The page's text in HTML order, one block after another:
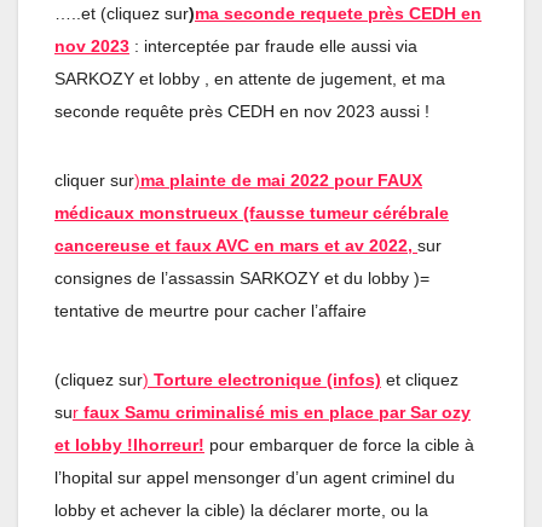
…..et (cliquez sur)ma seconde requete près CEDH en
nov 2023 : interceptée par fraude elle aussi via
SARKOZY et lobby , en attente de jugement, et ma
seconde requête près CEDH en nov 2023 aussi !
cliquer sur)ma plainte de mai 2022 pour FAUX
médicaux monstrueux (fausse tumeur cérébrale
cancereuse et faux AVC en mars et av 2022, sur
consignes de l’assassin SARKOZY et du lobby )=
tentative de meurtre pour cacher l’affaire
(cliquez sur) Torture electronique (infos) et cliquez
sur faux Samu criminalisé mis en place par Sar ozy
et lobby !lhorreur! pour embarquer de force la cible à
l’hopital sur appel mensonger d’un agent criminel du
lobby et achever la cible) la déclarer morte, ou la